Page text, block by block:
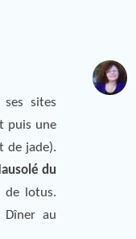
sites
puis une
de jade).
du
de lotus.
Dîner au